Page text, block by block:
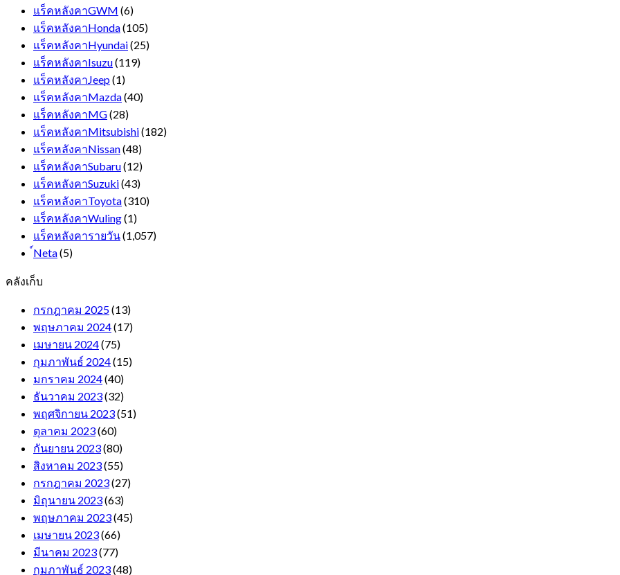
แร็คหลังคาGWM (6)
แร็คหลังคาHonda(105)
แร็คหลังคาHyundai(25)
แร็คหลังคาIsuzu(119)
แร็คหลังคาJeep(1)
แร็คหลังคาMazda(40)
แร็คหลังคาMG(28)
แร็คหลังคาMitsubishi(182)
แร็คหลังคาNissan(48)
แร็คหลังคาSubaru(12)
แร็คหลังคาSuzuki(43)
แร็คหลังคาToyota(310)
แร็คหลังคาWuling(1)
แร็คหลังคารายวัน(1,057)
์Neta(5)
คลังเก็บ
กรกฎาคม 2025(13)
พฤษภาคม 2024(17)
เมษายน 2024(75)
กุมภาพันธ์ 2024(15)
มกราคม 2024(40)
ธันวาคม 2023(32)
พฤศจิกายน 2023(51)
ตุลาคม 2023(60)
กันยายน 2023(80)
สิงหาคม 2023(55)
กรกฎาคม 2023(27)
มิถุนายน 2023(63)
พฤษภาคม 2023(45)
เมษายน 2023(66)
มีนาคม 2023(77)
กุมภาพันธ์ 2023(48)